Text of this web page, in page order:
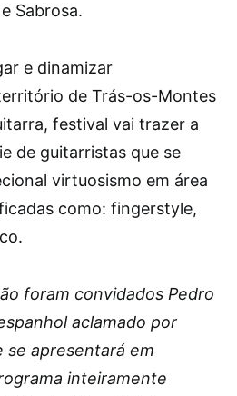
Sabrosa.
e dinamizar
de Trás-os-Montes
festival vai trazer a
de guitarristas que se
virtuosismo em área
como: fingerstyle,
foram convidados Pedro
aclamado por
se apresentará em
inteiramente